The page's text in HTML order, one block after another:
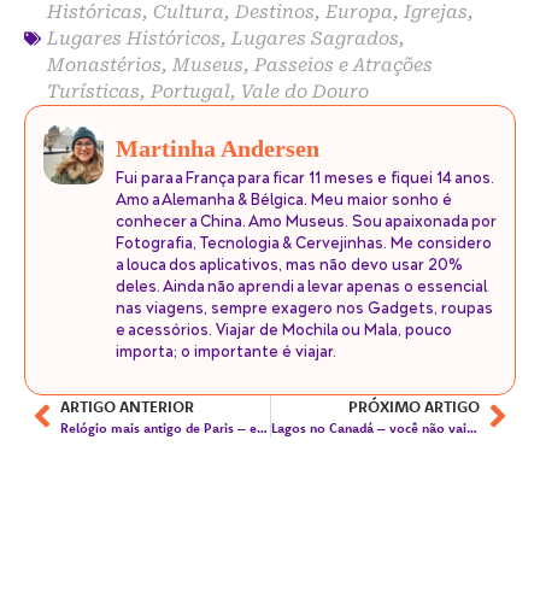
Históricas, Cultura, Destinos, Europa, Igrejas,
Lugares Históricos, Lugares Sagrados,
Monastérios, Museus, Passeios e Atrações
Turísticas, Portugal, Vale do Douro
Martinha Andersen
Fui para a França para ficar 11 meses e fiquei 14 anos.
Amo a Alemanha & Bélgica. Meu maior sonho é
conhecer a China. Amo Museus. Sou apaixonada por
Fotografia, Tecnologia & Cervejinhas. Me considero
a louca dos aplicativos, mas não devo usar 20%
deles. Ainda não aprendi a levar apenas o essencial
nas viagens, sempre exagero nos Gadgets, roupas
e acessórios. Viajar de Mochila ou Mala, pouco
importa; o importante é viajar.
ARTIGO ANTERIOR
Relógio mais antigo de Paris – e o mais bonito também!
PRÓXIMO ARTIGO
Lagos no Canadá – você não vai acreditar nas cores!